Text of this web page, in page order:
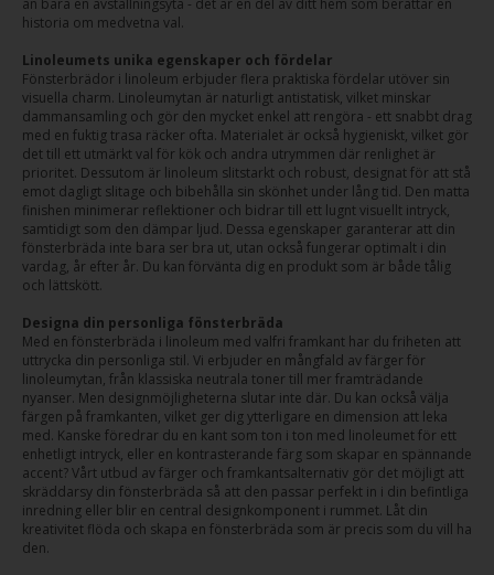
än bara en avställningsyta - det är en del av ditt hem som berättar en
historia om medvetna val.
Linoleumets unika egenskaper och fördelar
Fönsterbrädor i linoleum erbjuder flera praktiska fördelar utöver sin
visuella charm. Linoleumytan är naturligt antistatisk, vilket minskar
dammansamling och gör den mycket enkel att rengöra - ett snabbt drag
med en fuktig trasa räcker ofta. Materialet är också hygieniskt, vilket gör
det till ett utmärkt val för kök och andra utrymmen där renlighet är
prioritet. Dessutom är linoleum slitstarkt och robust, designat för att stå
emot dagligt slitage och bibehålla sin skönhet under lång tid. Den matta
finishen minimerar reflektioner och bidrar till ett lugnt visuellt intryck,
samtidigt som den dämpar ljud. Dessa egenskaper garanterar att din
fönsterbräda inte bara ser bra ut, utan också fungerar optimalt i din
vardag, år efter år. Du kan förvänta dig en produkt som är både tålig
och lättskött.
Designa din personliga fönsterbräda
Med en fönsterbräda i linoleum med valfri framkant har du friheten att
uttrycka din personliga stil. Vi erbjuder en mångfald av färger för
linoleumytan, från klassiska neutrala toner till mer framträdande
nyanser. Men designmöjligheterna slutar inte där. Du kan också välja
färgen på framkanten, vilket ger dig ytterligare en dimension att leka
med. Kanske föredrar du en kant som ton i ton med linoleumet för ett
enhetligt intryck, eller en kontrasterande färg som skapar en spännande
accent? Vårt utbud av färger och framkantsalternativ gör det möjligt att
skräddarsy din fönsterbräda så att den passar perfekt in i din befintliga
inredning eller blir en central designkomponent i rummet. Låt din
kreativitet flöda och skapa en fönsterbräda som är precis som du vill ha
den.